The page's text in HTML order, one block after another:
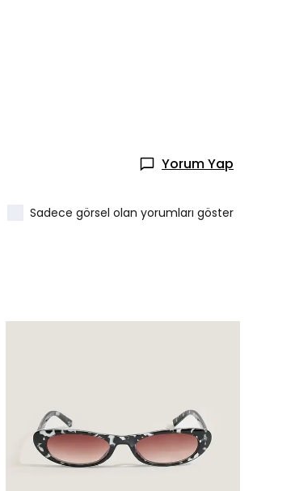
Yorum Yap
Sadece görsel olan yorumları göster